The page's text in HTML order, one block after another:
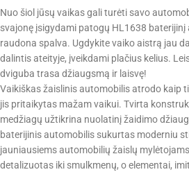
Nuo šiol jūsų vaikas gali turėti savo
svajonę įsigydami patogų HL1638
raudona spalva. Ugdykite vaiko aistrą jau
dalintis ateityje, įveikdami plačius kelius.
dviguba trasa džiaugsmą ir laisvę!
Vaikiškas žaislinis automobilis atrodo kaip
jis pritaikytas mažam vaikui. Tvirta
medžiagų užtikrina nuolatinį žaidimo
baterijinis automobilis sukurtas moderniu
jauniausiems automobilių žaislų
detalizuotas iki smulkmenų, o elementai,